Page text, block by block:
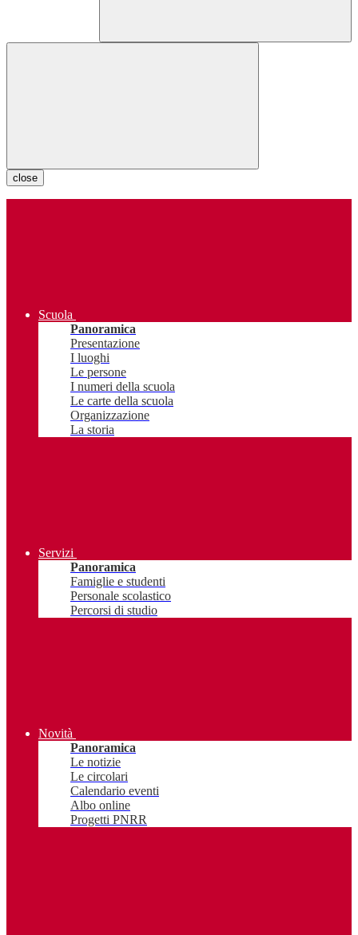
close
Scuola
Panoramica
Presentazione
I luoghi
Le persone
I numeri della scuola
Le carte della scuola
Organizzazione
La storia
Servizi
Panoramica
Famiglie e studenti
Personale scolastico
Percorsi di studio
Novità
Panoramica
Le notizie
Le circolari
Calendario eventi
Albo online
Progetti PNRR